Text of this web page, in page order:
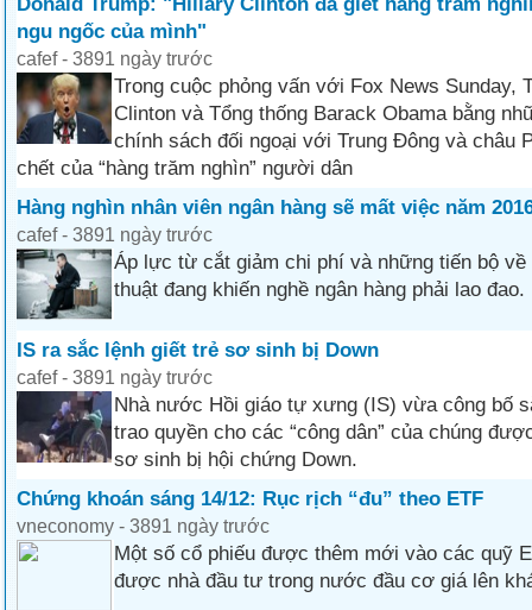
ngu ngốc của mình"
cafef - 3891 ngày trước
Trong cuộc phỏng vấn với Fox News Sunday,
Clinton và Tổng thống Barack Obama bằng
chính sách đối ngoại với Trung Đông và châu
chết của “hàng trăm nghìn” người dân
Hàng nghìn nhân viên ngân hàng sẽ mất việc năm
cafef - 3891 ngày trước
Áp lực từ cắt giảm chi phí và những tiến bộ về
thuật đang khiến nghề ngân hàng phải lao đao.
IS ra sắc lệnh giết trẻ sơ sinh bị Down
cafef - 3891 ngày trước
Nhà nước Hồi giáo tự xưng (IS) vừa công bố
trao quyền cho các “công dân” của chúng
sơ sinh bị hội chứng Down.
Chứng khoán sáng 14/12: Rục rịch “đu” theo ETF
vneconomy - 3891 ngày trước
Một số cổ phiếu được thêm mới vào các quỹ
được nhà đầu tư trong nước đầu cơ giá lên